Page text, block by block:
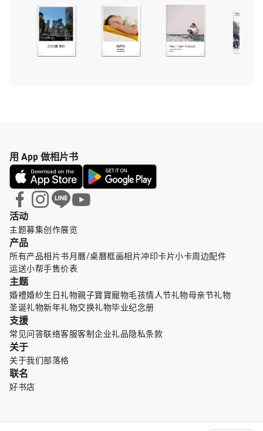
活动
主题募集创作展览
产品
所有产品相片书月曆/桌曆框画相片冲印卡片小卡周边配件
运送小帮手售价表
主题
婚禮婚紗生日礼物親子寶寶寵物毛孩情人节礼物母亲节礼物
圣诞礼物新年礼物交换礼物毕业纪念册
支援
常见问答联络客服客制企业礼品隐私条款
关于
关于我们部落格
联名
好书店
用 App 做相片书